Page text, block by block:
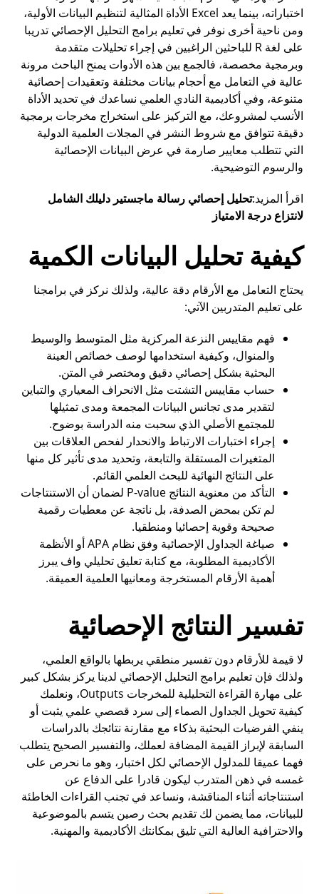
اختباراته، بينما يعد Excel الأداة المثالية لتنظيم البيانات الأولية،
ومن ناحية أخرى نوفر في تعليم برامج التحليل الإحصائي تدريبا
على لغة R للباحثين الراغبين في إجراء تحليلات متقدمة
وبرمجية مخصصة، فالجمع بين هذه الأدوات يمنح الباحث مرونة
عالية في التعامل مع أحجام بيانات مختلفة وتعقيدات إحصائية
متنوعة، وفيأكاديمية النادي العلمي نساعدك في تحديد الأداة
الأنسب لمشروعك، مع التركيز على استخراج مخرجات برمجية
دقيقة تتوافق مع شروط النشر في المجلات العلمية الدولية
التي تتطلب معايير صارمة في عرض البيانات الإحصائية
والرسوم التوضيحية.
اقرأ المزيد:تحليل إحصائي رسالة ماجستير دليلك الشامل
لانتزاع درجة الامتياز
كيفية تحليل البيانات الكمية
يحتاج التعامل مع الأرقام دقة عالية، ولذلك نركز في برامجنا
على تعليم المتدربين الآتي:
فهم مقاييس النزعة المركزية مثل المتوسط والوسيط
والمنوال، وكيفية استخدامها لوصف خصائص العينة
البحثية بشكل إحصائي دقيق ومختصر في المتن.
حساب مقاييس التشتت مثل الانحراف المعياري والتباين
لتقدير مدى تجانس البيانات المجمعة ومدى تمثيلها
للمجتمع الأصلي الذي سحبت منه الدراسة بوضوح.
إجراء اختبارات الارتباط والانحدار لفحص العلاقات بين
المتغيرات المستقلة والتابعة، وتحديد مدى تأثير كل منها
على النتائج النهائية للبحث العلمي القائم.
التأكد من معنوية النتائج P-value لضمان أن الاستنتاجات
لم تكن بمحض الصدفة، بل ناتجة عن معطيات رقمية
صحيحة وقوية إحصائيا ومنطقيا.
صياغة الجداول الإحصائية وفق نظام APA أو الأنظمة
الأكاديمية المطلوبة، مع كتابة تعليق تحليلي واف يبرز
أهمية الأرقام المستخرجة ومعانيها العلمية العميقة.
تفسير النتائج الإحصائية
لا قيمة للأرقام دون تفسير منطقي يربطها بالواقع العلمي،
ولذلك فإن تعليم برامج التحليل الإحصائي لدينا يركز بشكل كبير
على مهارة القراءة التحليلية للمخرجات Outputs، ونعلمك
كيفية تحويل الجداول الصماء إلى سرد قصصي علمي يثبت أو
ينفي الفرضيات البحثية بذكاء مع مقارنة نتائجك بالدراسات
السابقة لإبراز القيمة المضافة لعملك، والتفسير الصحيح يتطلب
فهما عميقا للمدلول الإحصائي لكل اختبار، وهو ما نحرص على
غمسه في ذهن المتدرب ليكون قادرا على الدفاع عن
استنتاجاته أثناء المناقشة، ونساعد في تجنب القراءات الخاطئة
للبيانات، مما يضمن لك تقديم بحث رصين يتسم بالموضوعية
والاحترافية العالية التي تليق بمكانتك الأكاديمية والمهنية.